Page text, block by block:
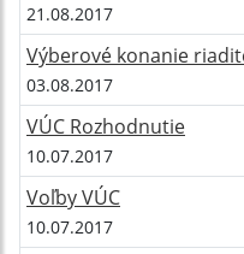
21.08.2017
Výberové konanie
03.08.2017
VÚC Rozhodnutie
10.07.2017
Voľby VÚC
10.07.2017